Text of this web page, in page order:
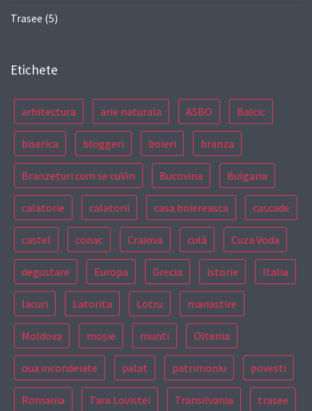
Trasee (5)
Etichete
arhitectura arie naturala ASBO Balcic
biserica bloggeri boieri branza
Branzeturi cum se cuVin Bucovina Bulgaria
calatorie calatorii casa boiereasca cascade
castel conac Craiova culă Cuza Voda
degustare Europa Grecia istorie Italia
lacuri Latorita Lotru manastire
Moldova moșie munti Oltenia
oua incondeiate palat patrimoniu povesti
Romania Tara Lovistei Transilvania trasee